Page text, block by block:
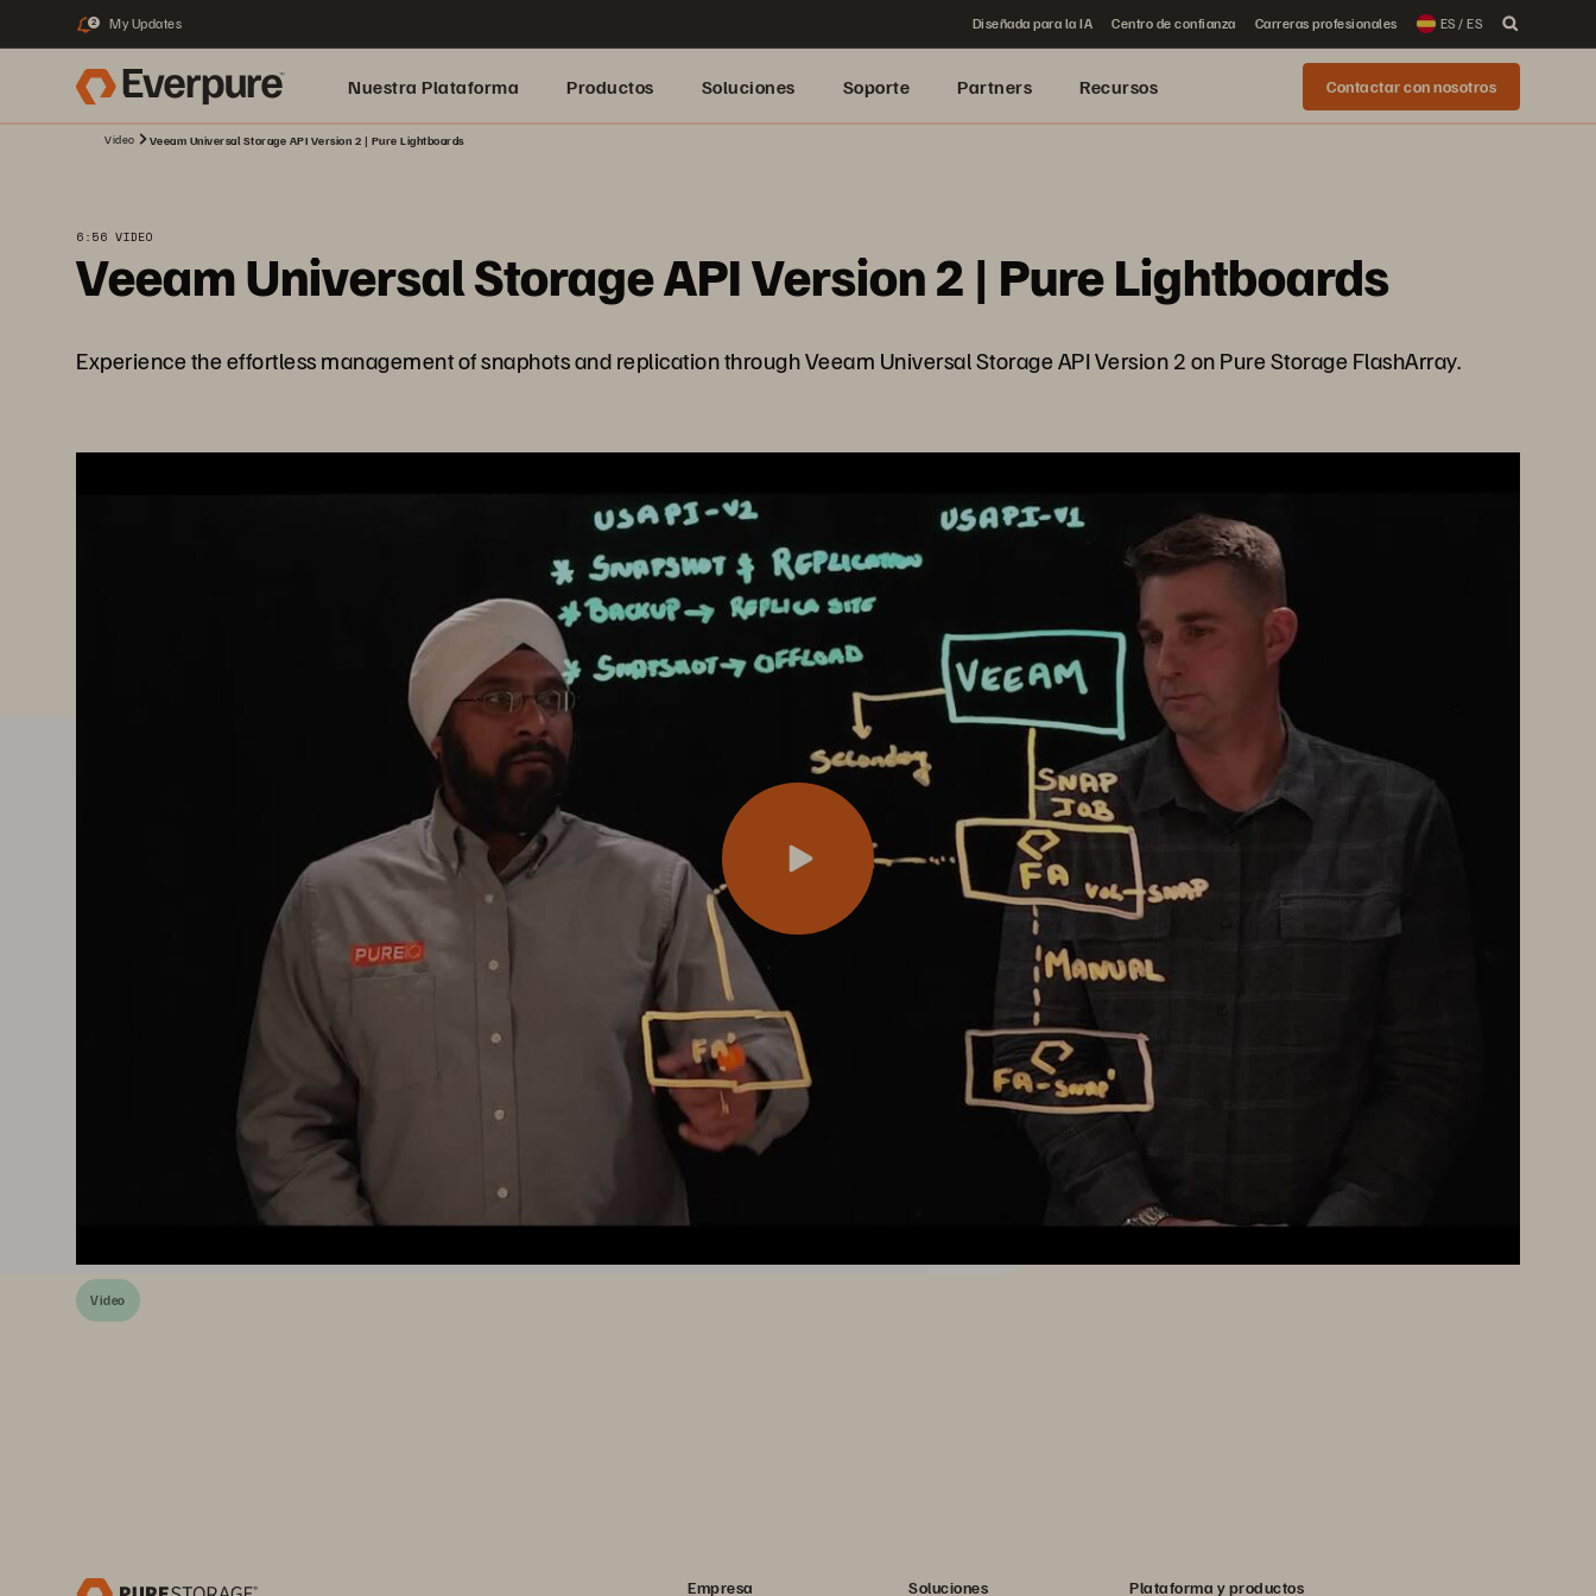
2 My Updates Diseñada para la IA Centro de confianza Carreras profesionales ES / ES
Nuestra Plataforma Productos Soluciones Soporte Partners Recursos Contactar con nosotros
Video Veeam Universal Storage API Version 2 | Pure Lightboards
6:56 VIDEO
Veeam Universal Storage API Version 2 | Pure Lightboards
Experience the effortless management of snaphots and replication through Veeam Universal Storage API Version 2 on Pure Storage FlashArray.
Video
Empresa Soluciones Plataforma y productos